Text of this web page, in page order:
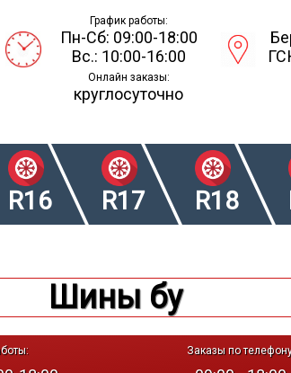
График работы:
Пн-Сб: 09:00-18:00
Вс.: 10:00-16:00
Онлайн заказы:
круглосуточно
R16 R17 R18
Шины бу
Заказы по